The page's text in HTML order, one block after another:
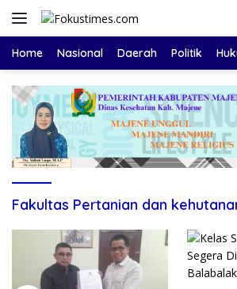
Langsung
Home Nasional Daerah Politik
Fakultas Pertanian dan